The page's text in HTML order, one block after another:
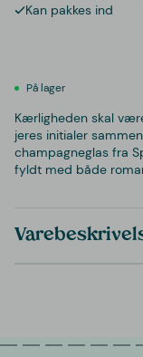
Kan pakkes ind
På lager
Kærligheden skal
jeres initialer
champagneglas fra
fyldt med både